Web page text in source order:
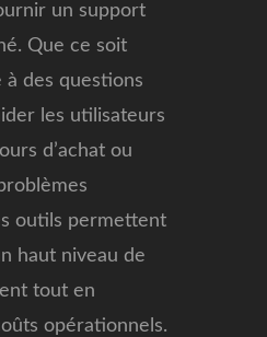
un support
Que ce soit
des questions
les utilisateurs
d’achat ou
outils permettent
haut niveau de
tout en
opérationnels.